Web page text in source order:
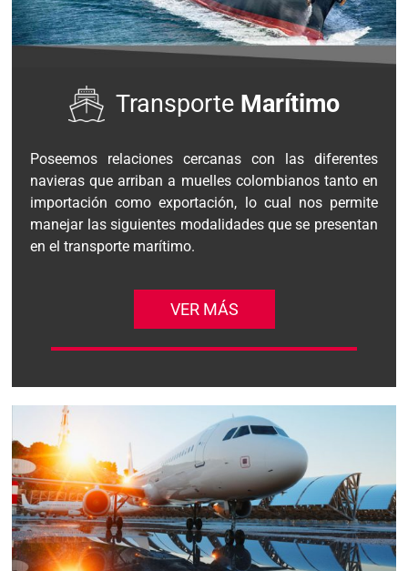
Transporte Marítimo
Poseemos relaciones cercanas con las diferentes
navieras que arriban a muelles colombianos tanto en
importación como exportación, lo cual nos permite
manejar las siguientes modalidades que se presentan
en el transporte marítimo.
VER MÁS